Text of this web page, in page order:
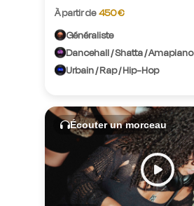
À partir de 450 €
Généraliste
Dancehall / Shatta / Amapiano
Urbain / Rap / Hip-Hop
Écouter un morceau